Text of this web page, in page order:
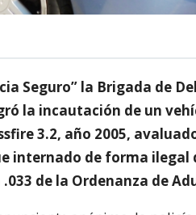
Seguro” la Brigada de
la incautación de un
3.2, año 2005,
internado de forma ilegal
de la Ordenanza de